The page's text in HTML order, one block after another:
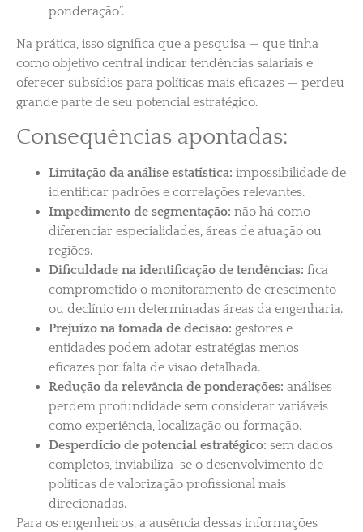
ponderação”.
Na prática, isso significa que a pesquisa — que tinha
como objetivo central indicar tendências salariais e
oferecer subsídios para políticas mais eficazes — perdeu
grande parte de seu potencial estratégico.
Consequências apontadas:
Limitação da análise estatística: impossibilidade de
identificar padrões e correlações relevantes.
Impedimento de segmentação: não há como
diferenciar especialidades, áreas de atuação ou
regiões.
Dificuldade na identificação de tendências: fica
comprometido o monitoramento de crescimento
ou declínio em determinadas áreas da engenharia.
Prejuízo na tomada de decisão: gestores e
entidades podem adotar estratégias menos
eficazes por falta de visão detalhada.
Redução da relevância de ponderações: análises
perdem profundidade sem considerar variáveis
como experiência, localização ou formação.
Desperdício de potencial estratégico: sem dados
completos, inviabiliza-se o desenvolvimento de
políticas de valorização profissional mais
direcionadas.
Para os engenheiros, a ausência dessas informações